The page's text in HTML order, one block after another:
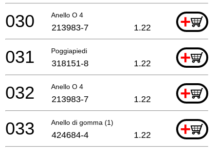
Anello O 4 +
030 213983-7 1.22
Poggiapiedi +
031 318151-8 1.22
Anello O 4 +
032 213983-7 1.22
Anello di gomma (1) +
033 424684-4 1.22